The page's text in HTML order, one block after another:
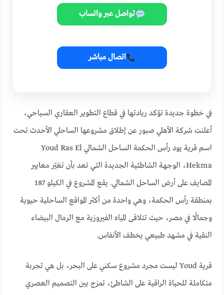
تواصل عبر واتساب
اتصال مباشر
في خطوة جديدة تؤكد ريادتها في قطاع التطوير العقاري السياحي،
أعلنت شركة الأهلي صبور عن إطلاق مشروعها الساحلي الأحدث تحت
اسم قرية يود رأس الحكمة الساحل الشمالي Youd Ras El
Hekma، الوجهة الشاطئية الجديدة التي تعد بأن تغيّر معايير
المصايف على أرض الساحل الشمالي. يقع المشروع في الكيلو 187
بمنطقة رأس الحكمة، وهي واحدة من أكثر المواقع الساحلية حيوية
وجمالًا في مصر، حيث تتلاقى المياه الفيروزية مع الرمال البيضاء
النقية في مشهد طبيعي يخطف الأنفاس.
قرية Youd ليست مجرد مشروع سكني على البحر، بل هي تجربة
متكاملة للحياة الراقية على الشاطئ، تمزج بين التصميم العصري